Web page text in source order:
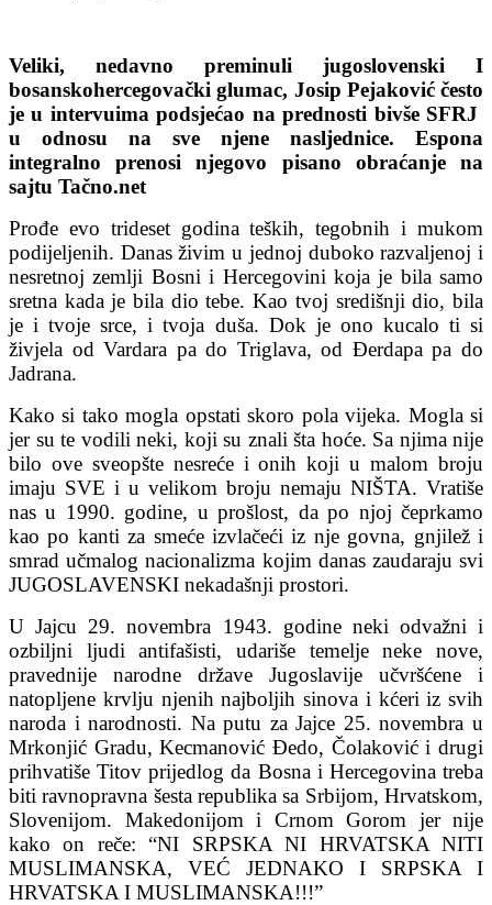
Veliki, nedavno preminuli jugoslovenski I
bosanskohercegovački glumac, Josip Pejaković često
je u intervuima podsjećao na prednosti bivše SFRJ
u odnosu na sve njene nasljednice. Espona
integralno prenosi njegovo pisano obraćanje na
sajtu Tačno.net
Prođe evo trideset godina teških, tegobnih i mukom
podijeljenih. Danas živim u jednoj duboko razvaljenoj i
nesretnoj zemlji Bosni i Hercegovini koja je bila samo
sretna kada je bila dio tebe. Kao tvoj središnji dio, bila
je i tvoje srce, i tvoja duša. Dok je ono kucalo ti si
živjela od Vardara pa do Triglava, od Đerdapa pa do
Jadrana.
Kako si tako mogla opstati skoro pola vijeka. Mogla si
jer su te vodili neki, koji su znali šta hoće. Sa njima nije
bilo ove sveopšte nesreće i onih koji u malom broju
imaju SVE i u velikom broju nemaju NIŠTA. Vratiše
nas u 1990. godine, u prošlost, da po njoj čeprkamo
kao po kanti za smeće izvlačeći iz nje govna, gnjilež i
smrad učmalog nacionalizma kojim danas zaudaraju svi
JUGOSLAVENSKI nekadašnji prostori.
U Jajcu 29. novembra 1943. godine neki odvažni i
ozbiljni ljudi antifašisti, udariše temelje neke nove,
pravednije narodne države Jugoslavije učvršćene i
natopljene krvlju njenih najboljih sinova i kćeri iz svih
naroda i narodnosti. Na putu za Jajce 25. novembra u
Mrkonjić Gradu, Kecmanović Đedo, Čolaković i drugi
prihvatiše Titov prijedlog da Bosna i Hercegovina treba
biti ravnopravna šesta republika sa Srbijom, Hrvatskom,
Slovenijom. Makedonijom i Crnom Gorom jer nije
kako on reče: “NI SRPSKA NI HRVATSKA NITI
MUSLIMANSKA, VEĆ JEDNAKO I SRPSKA I
HRVATSKA I MUSLIMANSKA!!!”